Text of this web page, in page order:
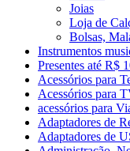
Joias
Loja de
Bolsas,
Instrumentos
Presentes até R$
Acessórios para
Acessórios para
acessórios para
Adaptadores de
Adaptadores de